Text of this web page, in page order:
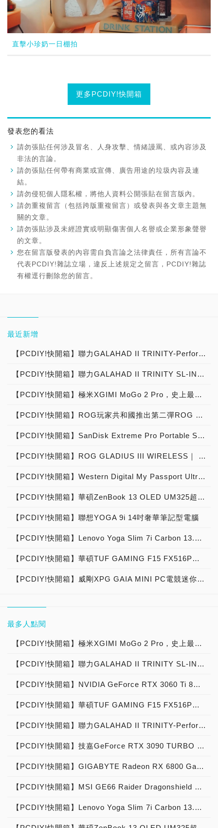
直擊小珍奶一日棚拍
更多PCDIY!快開箱
發表您的看法
請勿張貼任何涉及冒名、人身攻擊、情緒謾罵、或內容涉及
非法的言論。
請勿張貼任何帶有商業或宣傳、廣告用途的垃圾內容及連
結。
請勿侵犯個人隱私權，將他人資料公開張貼在留言版內。
請勿重複留言（包括跨版重複留言）或發表與各文章主題無
關的文章。
請勿張貼涉及未經證實或明顯傷害個人名譽或企業形象聲譽
的文章。
您在留言版發表的內容需自負言論之法律責任，所有言論不
代表PCDIY!雜誌立場，違反上述規定之留言，PCDIY!雜誌
有權逕行刪除您的留言。
最近新增
【PCDIY!快開箱】聯力GALAHAD II TRINITY-Performance效能版新登場，300W解熱戰鬥力 高效能一體式水冷散熱器重裝上陣！
【PCDIY!快開箱】聯力GALAHAD II TRINITY SL-INF幻鏡版報到，高顏值一體式水冷散熱器強勢來襲！
【PCDIY!快開箱】極米XGIMI MoGo 2 Pro，史上最強Android TV 11.0 1080p行動智慧投影機！
【PCDIY!快開箱】ROG玩家共和國推出第二彈ROG X EVANGELION聯名商品，EVA新世紀福音戰士貳號機、明日香電競神器強勢來襲！
【PCDIY!快開箱】SanDisk Extreme Pro Portable SSD強勢來襲，行動固態硬碟中的優質精品！
【PCDIY!快開箱】ROG GLADIUS III WIRELESS｜ ROG SPATHA，掌握戰場致勝利器
【PCDIY!快開箱】Western Digital My Passport Ultra HDD行動硬碟，時尚波浪紋與金屬外殼的完美精品
【PCDIY!快開箱】華碩ZenBook 13 OLED UM325超輕薄筆電閃耀登場，靜如禪心浮翠流丹！
【PCDIY!快開箱】聯想YOGA 9i 14吋奢華筆記型電腦
【PCDIY!快開箱】Lenovo Yoga Slim 7i Carbon 13.3吋時尚碳纖維筆記型電腦
【PCDIY!快開箱】華碩TUF GAMING F15 FX516P電競筆電，疾速效能超薄致勝
【PCDIY!快開箱】威剛XPG GAIA MINI PC電競迷你電腦，混沌之力嗜血效能！
最多人點閱
【PCDIY!快開箱】極米XGIMI MoGo 2 Pro，史上最強Android TV 11.0 1080p行動智慧投影機！
【PCDIY!快開箱】聯力GALAHAD II TRINITY SL-INF幻鏡版報到，高顏值一體式水冷散熱器強勢來襲！
【PCDIY!快開箱】NVIDIA GeForce RTX 3060 Ti 8G顯示卡，毫無阻力Ti空漫遊！
【PCDIY!快開箱】華碩TUF GAMING F15 FX516P電競筆電，疾速效能超薄致勝
【PCDIY!快開箱】聯力GALAHAD II TRINITY-Performance效能版新登場，300W解熱戰鬥力 高效能一體式水冷散熱器重裝上陣！
【PCDIY!快開箱】技嘉GeForce RTX 3090 TURBO 24G顯示卡，渦輪散熱效能精悍！
【PCDIY!快開箱】GIGABYTE Radeon RX 6800 Gaming OC 16G顯示卡
【PCDIY!快開箱】MSI GE66 Raider Dragonshield Limited Edition電競筆電，破劃乘宇劫星掠塵
【PCDIY!快開箱】Lenovo Yoga Slim 7i Carbon 13.3吋時尚碳纖維筆記型電腦